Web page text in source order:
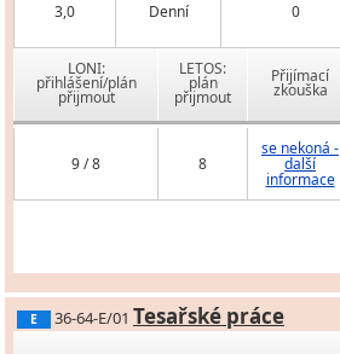
3,0 Denní 0
LONI:
přihlášení/plán
přijmout
LETOS:
plán
přijmout
Přijímací
zkouška
9 / 8 8
se nekoná -
další
informace
E 36-64-E/01 Tesařské práce